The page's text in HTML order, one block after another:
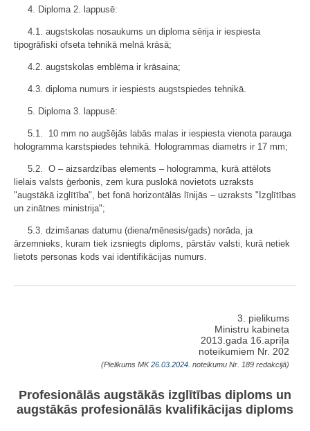
4. Diploma 2. lappusē:
4.1. augstskolas nosaukums un diploma sērija ir iespiesta
tipogrāfiski ofseta tehnikā melnā krāsā;
4.2. augstskolas emblēma ir krāsaina;
4.3. diploma numurs ir iespiests augstspiedes tehnikā.
5. Diploma 3. lappusē:
5.1. 10 mm no augšējās labās malas ir iespiesta vienota parauga
hologramma karstspiedes tehnikā. Hologrammas diametrs ir 17 mm;
5.2. O – aizsardzības elements – hologramma, kurā attēlots
lielais valsts ģerbonis, zem kura puslokā novietots uzraksts
"augstākā izglītība", bet fonā horizontālās līnijās – uzraksts "Izglītības
un zinātnes ministrija";
5.3. dzimšanas datumu (diena/mēnesis/gads) norāda, ja
ārzemnieks, kuram tiek izsniegts diploms, pārstāv valsti, kurā netiek
lietots personas kods vai identifikācijas numurs.
3. pielikums
Ministru kabineta
2013.gada 16.aprīļa
noteikumiem Nr. 202
(Pielikums MK26.03.2024. noteikumu Nr. 189 redakcijā)
Profesionālās augstākās izglītības diploms un
augstākās profesionālās kvalifikācijas diploms